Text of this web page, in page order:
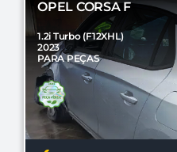
OPEL CORSA F
1.2i Turbo (F12XHL)
2023
PARA PEÇAS